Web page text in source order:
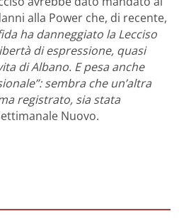
alla Power che, di recente,
ha danneggiato la Lecciso
di espressione, quasi
di Albano. E pesa anche
sembra che un’altra
registrato, sia stata
Nuovo.